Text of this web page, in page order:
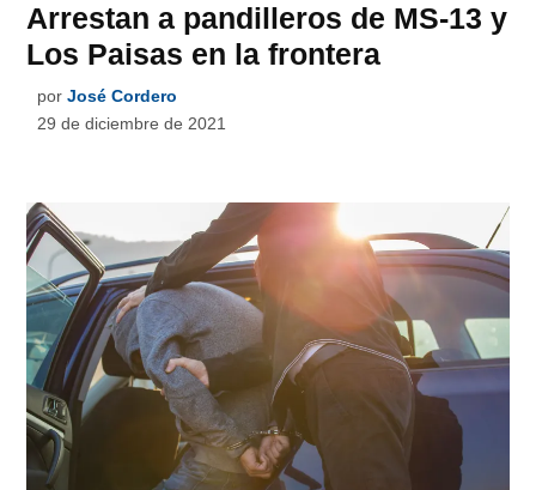
Arrestan a pandilleros de MS-13 y
Los Paisas en la frontera
por José Cordero
29 de diciembre de 2021